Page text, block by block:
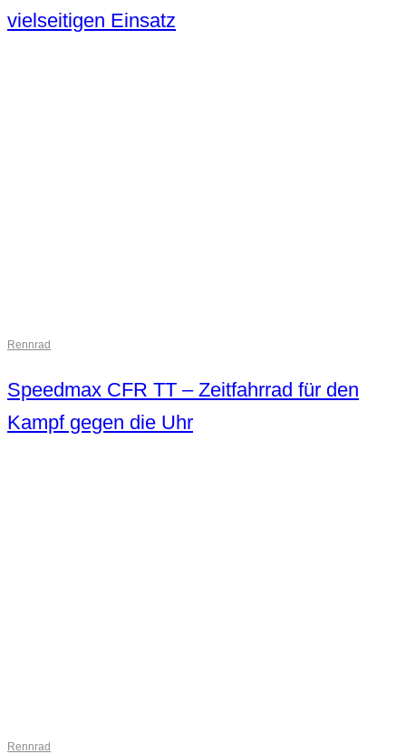
vielseitigen Einsatz
Rennrad
Speedmax CFR TT – Zeitfahrrad für den
Kampf gegen die Uhr
Rennrad